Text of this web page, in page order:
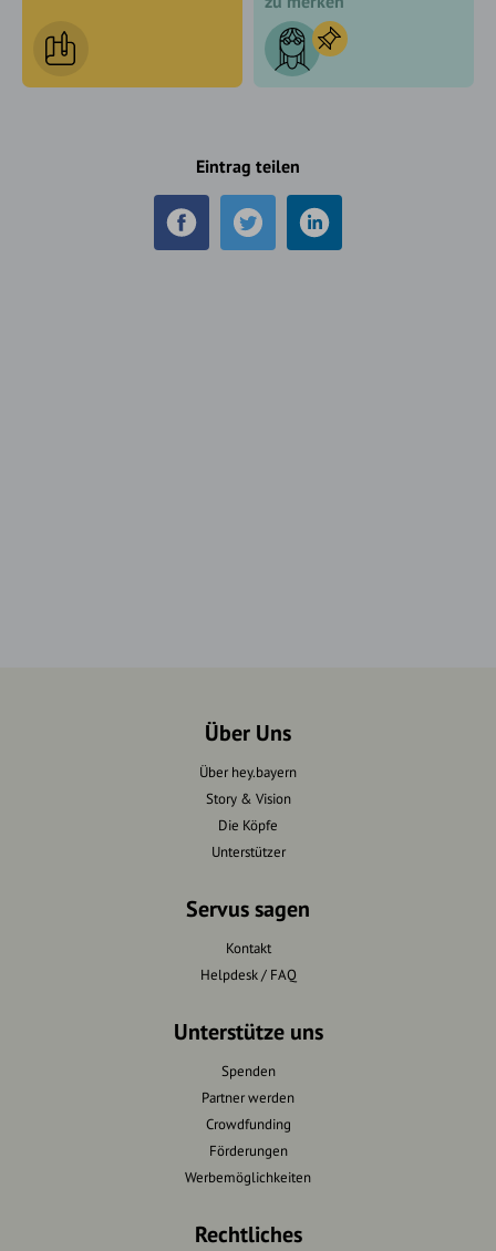
Eintrag teilen
Über Uns
Über hey.bayern
Story & Vision
Die Köpfe
Unterstützer
Servus sagen
Kontakt
Helpdesk / FAQ
Unterstütze uns
Spenden
Partner werden
Crowdfunding
Förderungen
Werbemöglichkeiten
Rechtliches